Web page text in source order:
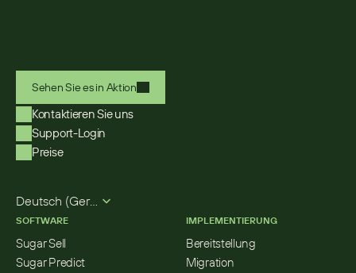
Sehen Sie es in Aktion
Kontaktieren Sie uns
Support-Login
Preise
Deutsch (German)
SOFTWARE
Sugar Sell
Sugar Predict
IMPLEMENTIERUNG
Bereitstellung
Migration